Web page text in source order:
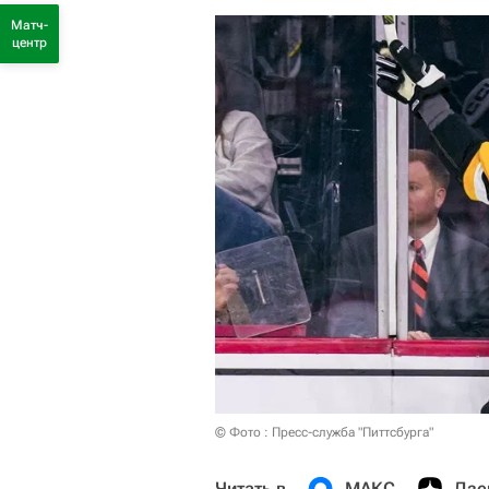
© Фото : Пресс-служба "Питтсбурга"
Матч-
центр